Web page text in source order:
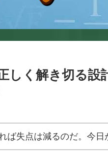
しく解き切る設
ば失点は減るのだ。今日